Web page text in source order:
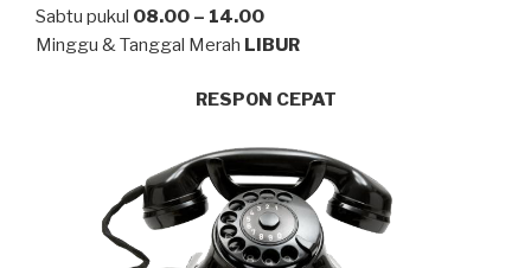
Sabtu pukul 08.00 – 14.00
Minggu & Tanggal Merah LIBUR
RESPON CEPAT